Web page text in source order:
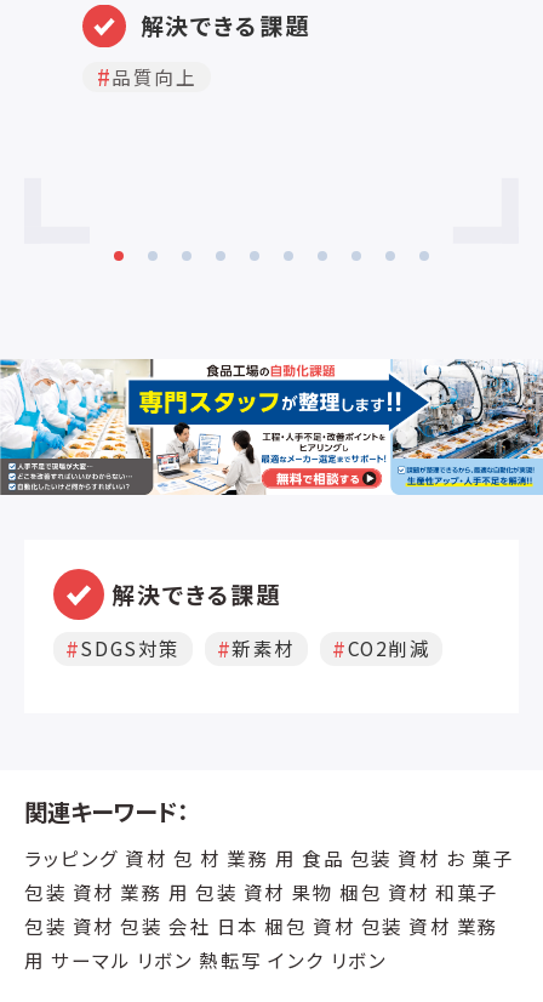
や、板紙貼合でフルカラーに対応したも
の、特殊な加工で撥水や防水に対応した
ものなど、お客様のご要望に最適な製品
をご提案いたします。
解決できる課題
品質向上
解決できる課題
SDGS対策 新素材 CO2削減
関連キーワード：
ラッピング 資材 包 材 業務 用 食品 包装 資材 お 菓子
包装 資材 業務 用 包装 資材 果物 梱包 資材 和菓子
包装 資材 包装 会社 日本 梱包 資材 包装 資材 業務
用 サーマル リボン 熱転写 インク リボン